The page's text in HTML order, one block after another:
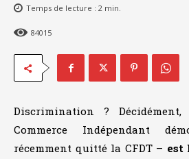
Temps de lecture : 2 min.
84015
Discrimination ?
Commerce Indépendant
récemment quitté la CFDT – est